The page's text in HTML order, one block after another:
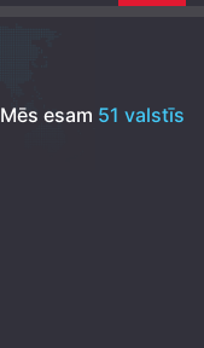
Mēs esam 51 valstīs